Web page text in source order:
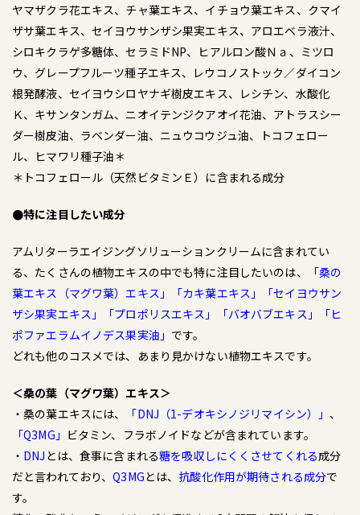
ヤマザクラ花エキス、チャ葉エキス、イチョウ葉エキス、クマイ
ザサ葉エキス、セイヨウサンザシ果実エキス、アロエベラ液汁、
シロキクラゲ多糖体、セラミドNP、ヒアルロン酸Ｎａ、ミツロ
ウ、グレープフルーツ種子エキス、レウコノストック／ダイコン
根発酵液、セイヨウシロヤナギ樹皮エキス、レシチン、水酸化
Ｋ、キサンタンガム、ニオイテンジクアオイ花油、アトラスシー
ダー樹皮油、ラベンダー油、ニュウコウジュ油、トコフェロー
ル、ヒマワリ種子油＊
＊トコフェロール（天然ビタミンＥ）に含まれる成分
●特に注目したい成分
アムリターラエイジングソリューションクリームに含まれてい
る、たくさんの植物エキスの中でも特に注目したいのは、
「桑の
葉エキス（マグワ葉）エキス」「カキ葉エキス」「セイヨウサン
ザシ果実エキス」「プロポリスエキス」「バオバブエキス」「ヒ
ポファエラムイノデス果実油」 です。
どれも他のコスメでは、あまり見かけない植物エキスです。
＜桑の葉（マグワ葉）エキス＞
・桑の葉エキスには、
「DNJ（1-デオキシノジリマイシン）」 、
「Q3MG」 ビタミン、フラボノイドなどが含まれています。
・ DNJ とは、食事に含まれる糖を吸収しにくくさせてくれる成分
だと言われており、Q3MGとは、 抗酸化作用が期待される成分で
す。